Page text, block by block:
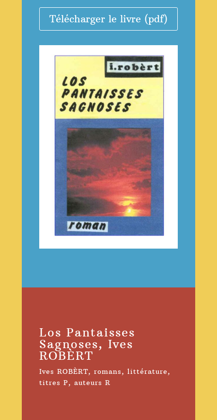
Télécharger le livre (pdf)
Los Pantaisses
Sagnoses, Ives
ROBÈRT
Ives ROBÈRT, romans, littérature,
titres P, auteurs R